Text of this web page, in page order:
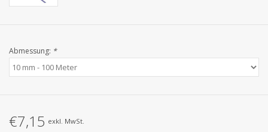
Abmessung: *
€7,15 exkl. MwSt.